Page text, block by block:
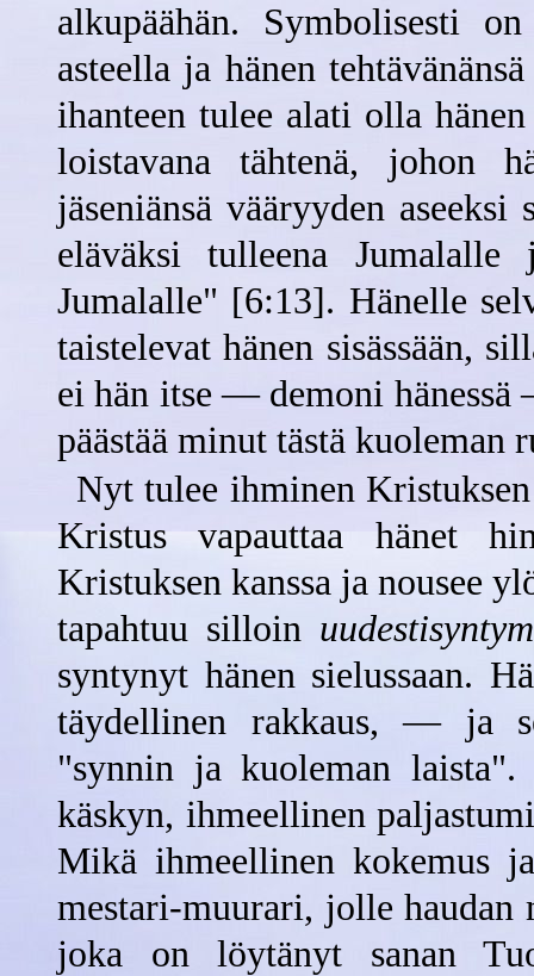
alkupäähän. Symbolisesti
asteella ja hänen
ihanteen tulee alati olla hänen
loistavana tähtenä, johon
jäseniänsä vääryyden
eläväksi tulleena Jumalalle
Jumalalle" [6:13]. Hänelle
taistelevat hänen sisässään,
ei hän itse — demoni hänessä
päästää minut tästä kuoleman
Nyt tulee ihminen
Kristus vapauttaa hänet
Kristuksen kanssa ja nousee
tapahtuu silloin
syntynyt hänen sielussaan.
täydellinen rakkaus, — ja
"synnin ja kuoleman laista".
käskyn, ihmeellinen
Mikä ihmeellinen kokemus
mestari-muurari, jolle haudan
joka on löytänyt sanan